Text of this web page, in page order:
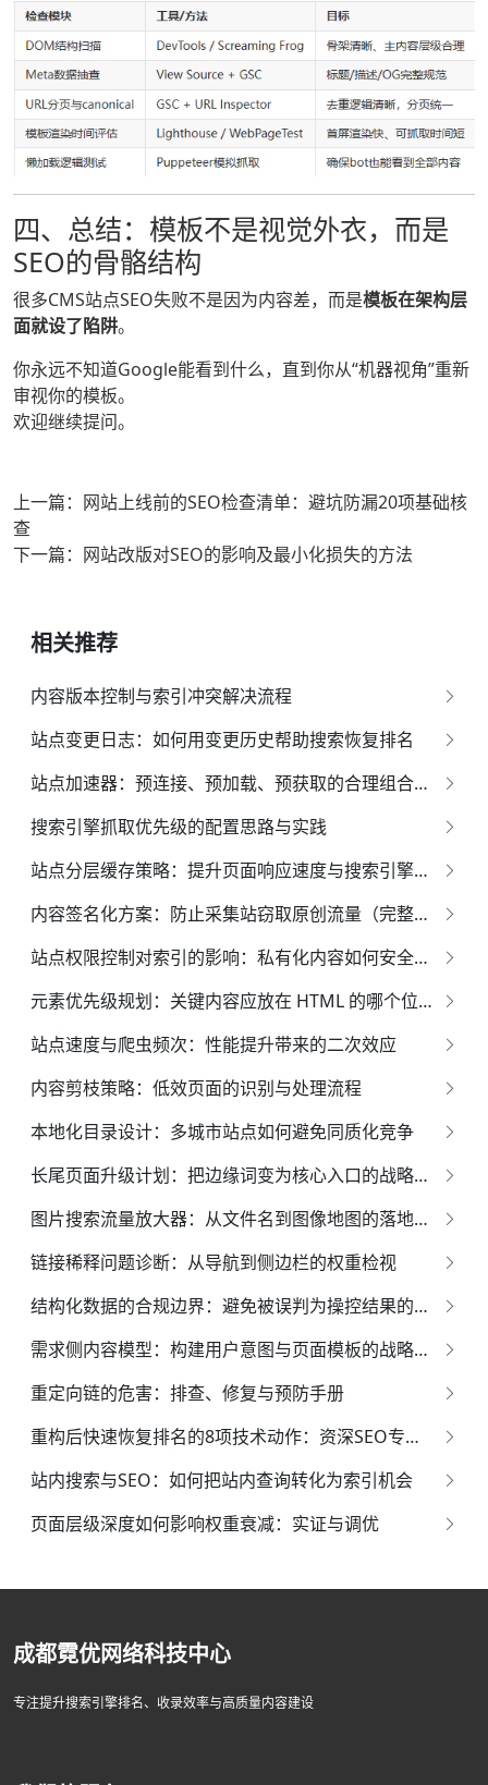
四、总结：模板不是视觉外衣，而是
SEO的骨骼结构
很多CMS站点SEO失败不是因为内容差，而是模板在架构层
面就设了陷阱。
你永远不知道Google能看到什么，直到你从“机器视角”重新
审视你的模板。
欢迎继续提问。
上一篇：网站上线前的SEO检查清单：避坑防漏20项基础核
查
下一篇：网站改版对SEO的影响及最小化损失的方法
相关推荐
内容版本控制与索引冲突解决流程
站点变更日志：如何用变更历史帮助搜索恢复排名
站点加速器：预连接、预加载、预获取的合理组合策略
搜索引擎抓取优先级的配置思路与实践
站点分层缓存策略：提升页面响应速度与搜索引擎索引效果的全面指南
内容签名化方案：防止采集站窃取原创流量（完整实务指南）
站点权限控制对索引的影响：私有化内容如何安全展示
元素优先级规划：关键内容应放在 HTML 的哪个位置？
站点速度与爬虫频次：性能提升带来的二次效应
内容剪枝策略：低效页面的识别与处理流程
本地化目录设计：多城市站点如何避免同质化竞争
长尾页面升级计划：把边缘词变为核心入口的战略蓝图
图片搜索流量放大器：从文件名到图像地图的落地方案
链接稀释问题诊断：从导航到侧边栏的权重检视
结构化数据的合规边界：避免被误判为操控结果的权威指南*
需求侧内容模型：构建用户意图与页面模板的战略映射体系
重定向链的危害：排查、修复与预防手册
重构后快速恢复排名的8项技术动作：资深SEO专家的系统化指南
站内搜索与SEO：如何把站内查询转化为索引机会
页面层级深度如何影响权重衰减：实证与调优
成都霓优网络科技中心
专注提升搜索引擎排名、收录效率与高质量内容建设